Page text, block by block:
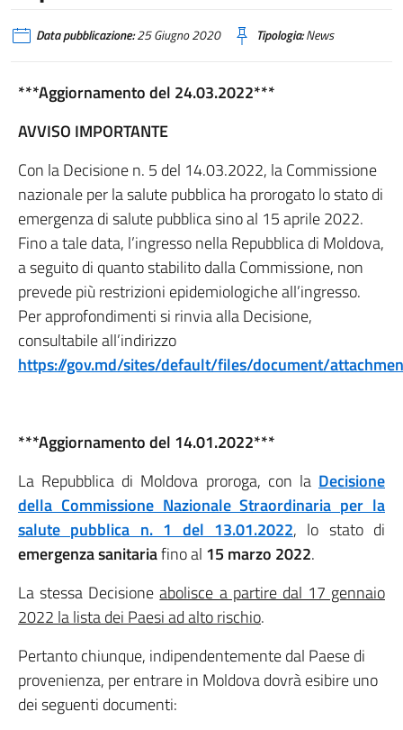
Data pubblicazione:25 Giugno 2020 Tipologia:News
***Aggiornamento del 24.03.2022***
AVVISO IMPORTANTE
Con la Decisione n. 5 del 14.03.2022, la Commissione
nazionale per la salute pubblica ha prorogato lo stato di
emergenza di salute pubblica sino al 15 aprile 2022.
Fino a tale data, l’ingresso nella Repubblica di Moldova,
a seguito di quanto stabilito dalla Commissione, non
prevede più restrizioni epidemiologiche all’ingresso.
Per approfondimenti si rinvia alla Decisione,
consultabile all’indirizzo
https://gov.md/sites/default/files/document/
***Aggiornamento del 14.01.2022***
La Repubblica di Moldova proroga, con la Decisione
della Commissione Nazionale Straordinaria per la
salute pubblica n. 1 del 13.01.2022, lo stato di
emergenza sanitariafino al 15 marzo 2022.
La stessa Decisioneabolisce a partire dal 17 gennaio
2022 la lista dei Paesi ad alto rischio.
Pertanto chiunque, indipendentemente dal Paese di
provenienza, per entrare in Moldova dovrà esibire uno
dei seguenti documenti: